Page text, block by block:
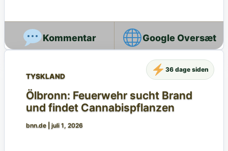
Google Oversæt
TYSKLAND
Ölbronn: Feuerwehr sucht Brand
und findet Cannabispflanzen
bnn.de juli 1, 2026
36 dage siden